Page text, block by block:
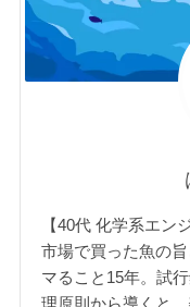
【40代 化学系エン
市場で買った魚の
マること15年。試
理原則から導くと